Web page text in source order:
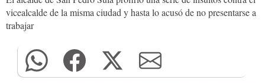
vicealcalde de la misma ciudad y hasta lo acusó de no presentarse a
trabajar